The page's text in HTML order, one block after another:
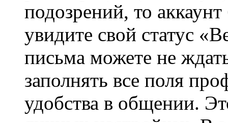
подозрений, то
увидите свой статус
письма можете не
заполнять все поля
удобства в общении.